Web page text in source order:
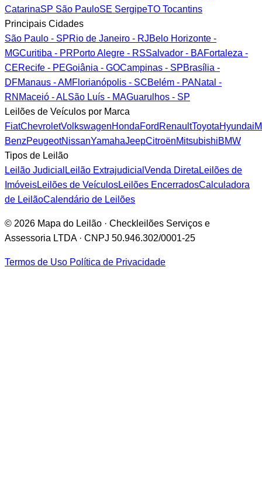
CatarinaSP São PauloSE SergipeTO Tocantins
Principais Cidades
São Paulo - SPRio de Janeiro - RJBelo Horizonte -
MGCuritiba - PRPorto Alegre - RSSalvador - BAFortaleza -
CERecife - PEGoiânia - GOCampinas - SPBrasília -
DFManaus - AM Florianópolis - SCBelém - PANatal -
RN Maceió - ALSão Luís - MAGuarulhos - SP
Leilões de Veículos por Marca
FiatChevroletVolkswagenHondaFord RenaultToyotaHyundai
BenzPeugeotNissanYamahaJeepCitroënMitsubishiBMW
Tipos de Leilão
Leilão Judicial Leilão Extrajudicial Venda Direta Leilões de
ImóveisLeilões de VeículosLeilões EncerradosCalculadora
de LeilãoCalendário de Leilões
© 2026 Mapa do Leilão · Checkleilões Serviços e
Assessoria LTDA · CNPJ 50.946.302/0001-25
Termos de Uso Política de Privacidade